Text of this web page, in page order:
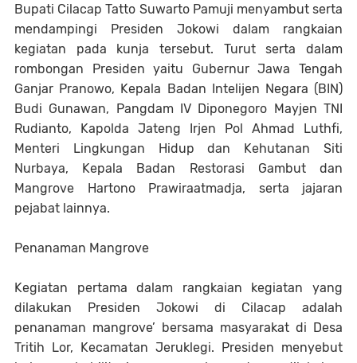
Bupati Cilacap Tatto Suwarto Pamuji menyambut serta
mendampingi Presiden Jokowi dalam rangkaian
kegiatan pada kunja tersebut. Turut serta dalam
rombongan Presiden yaitu Gubernur Jawa Tengah
Ganjar Pranowo, Kepala Badan Intelijen Negara (BIN)
Budi Gunawan, Pangdam IV Diponegoro Mayjen TNI
Rudianto, Kapolda Jateng Irjen Pol Ahmad Luthfi,
Menteri Lingkungan Hidup dan Kehutanan Siti
Nurbaya, Kepala Badan Restorasi Gambut dan
Mangrove Hartono Prawiraatmadja, serta jajaran
pejabat lainnya.
Penanaman Mangrove
Kegiatan pertama dalam rangkaian kegiatan yang
dilakukan Presiden Jokowi di Cilacap adalah
penanaman mangrove’ bersama masyarakat di Desa
Tritih Lor, Kecamatan Jeruklegi. Presiden menyebut